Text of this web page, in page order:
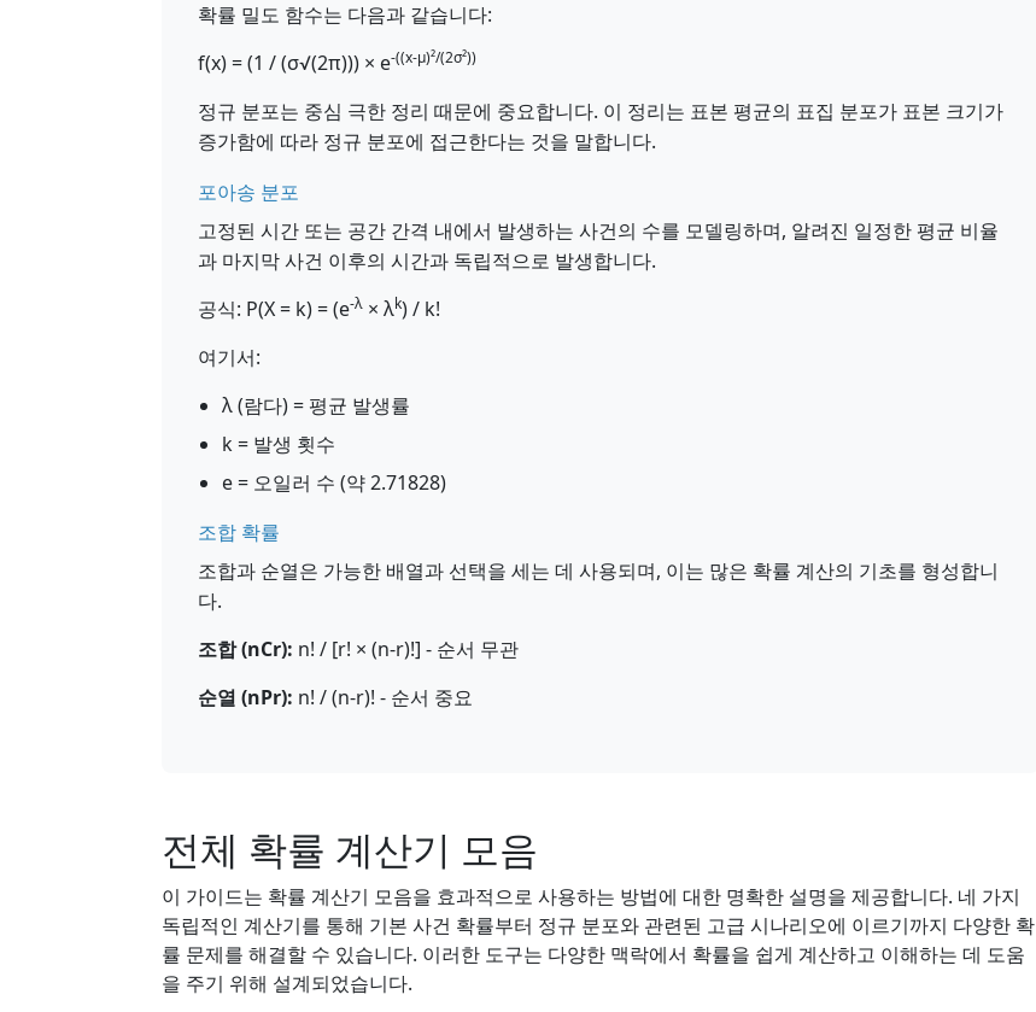
확률 밀도 함수는 다음과 같습니다:
f(x) = (1 / (σ√(2π))) × e-((x-μ)²/(2σ²))
정규 분포는 중심 극한 정리 때문에 중요합니다. 이 정리는 표본 평균의 표집 분포가 표본 크기가
증가함에 따라 정규 분포에 접근한다는 것을 말합니다.
포아송 분포
고정된 시간 또는 공간 간격 내에서 발생하는 사건의 수를 모델링하며, 알려진 일정한 평균 비율
과 마지막 사건 이후의 시간과 독립적으로 발생합니다.
공식: P(X = k) = (e-λ × λk) / k!
여기서:
λ (람다) = 평균 발생률
k = 발생 횟수
e = 오일러 수 (약 2.71828)
조합 확률
조합과 순열은 가능한 배열과 선택을 세는 데 사용되며, 이는 많은 확률 계산의 기초를 형성합니
다.
조합 (nCr): n! / [r! × (n-r)!] - 순서 무관
순열 (nPr): n! / (n-r)! - 순서 중요
전체 확률 계산기 모음
이 가이드는 확률 계산기 모음을 효과적으로 사용하는 방법에 대한 명확한 설명을 제공합니다. 네 가지
독립적인 계산기를 통해 기본 사건 확률부터 정규 분포와 관련된 고급 시나리오에 이르기까지 다양한 확
률 문제를 해결할 수 있습니다. 이러한 도구는 다양한 맥락에서 확률을 쉽게 계산하고 이해하는 데 도움
을 주기 위해 설계되었습니다.